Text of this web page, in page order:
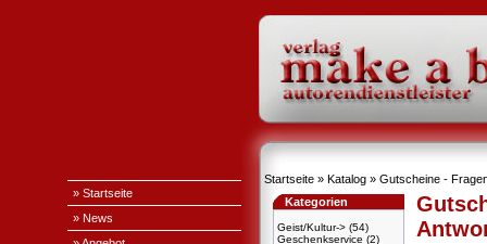
» Startseite
» News
Startseite » Katalog » Gutscheine -
Kategorien
Geist/Kultur-> (54)
Geschenkservice (2)